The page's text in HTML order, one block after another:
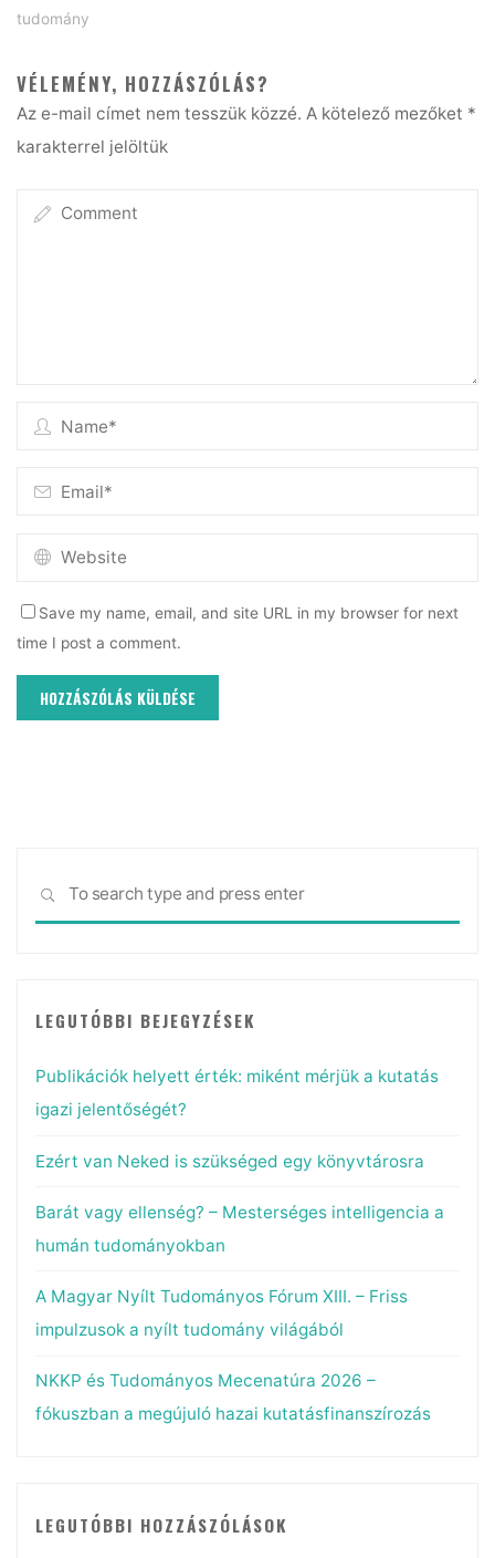
tudomány
VÉLEMÉNY, HOZZÁSZÓLÁS?
Az e-mail címet nem tesszük közzé. A kötelező mezőket *
karakterrel jelöltük
Save my name, email, and site URL in my browser for next
time I post a comment.
SEARCH
LEGUTÓBBI BEJEGYZÉSEK
Publikációk helyett érték: miként mérjük a kutatás
igazi jelentőségét?
Ezért van Neked is szükséged egy könyvtárosra
Barát vagy ellenség? – Mesterséges intelligencia a
humán tudományokban
A Magyar Nyílt Tudományos Fórum XIII. – Friss
impulzusok a nyílt tudomány világából
NKKP és Tudományos Mecenatúra 2026 –
fókuszban a megújuló hazai kutatásfinanszírozás
LEGUTÓBBI HOZZÁSZÓLÁSOK